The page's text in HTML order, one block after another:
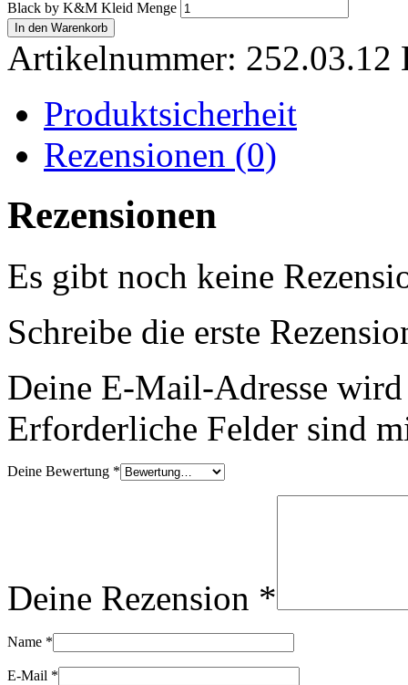
Black by K&M Kleid Menge
In den Warenkorb
Artikelnummer: 252.03.12
Produktsicherheit
Rezensionen (0)
Rezensionen
Es gibt noch keine
Schreibe die erste
Deine E-Mail-Adresse
Erforderliche Felder sind
Deine Bewertung *
Deine Rezension *
Name *
E-Mail *